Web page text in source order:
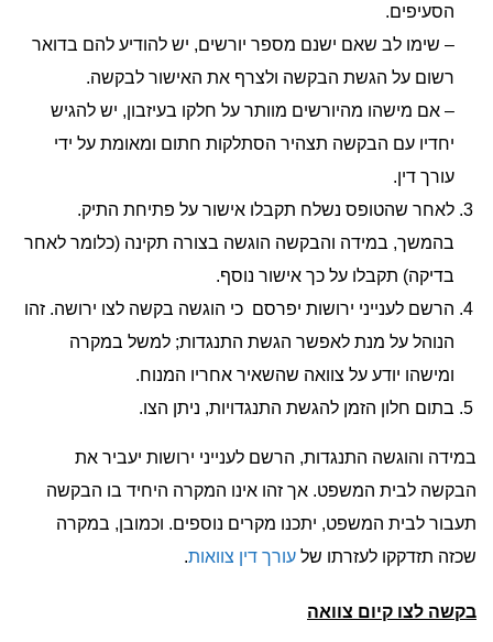
הסעיפים.
– שימו לב שאם ישנם מספר יורשים, יש להודיע להם בדואר
רשום על הגשת הבקשה ולצרף את האישור לבקשה.
– אם מישהו מהיורשים מוותר על חלקו בעיזבון, יש להגיש
יחדיו עם הבקשה תצהיר הסתלקות חתום ומאומת על ידי
עורך דין.
לאחר שהטופס נשלח תקבלו אישור על פתיחת התיק.
בהמשך, במידה והבקשה הוגשה בצורה תקינה (כלומר לאחר
בדיקה) תקבלו על כך אישור נוסף.
הרשם לענייני ירושות יפרסם כי הוגשה בקשה לצו ירושה. זהו
הנוהל על מנת לאפשר הגשת התנגדות; למשל במקרה
ומישהו יודע על צוואה שהשאיר אחריו המנוח.
בתום חלון הזמן להגשת התנגדויות, ניתן הצו.
במידה והוגשה התנגדות, הרשם לענייני ירושות יעביר את
הבקשה לבית המשפט. אך זהו אינו המקרה היחיד בו הבקשה
תעבור לבית המשפט, יתכנו מקרים נוספים. וכמובן, במקרה
שכזה תזדקקו לעזרתו של עורך דין צוואות.
בקשה לצו קיום צוואה